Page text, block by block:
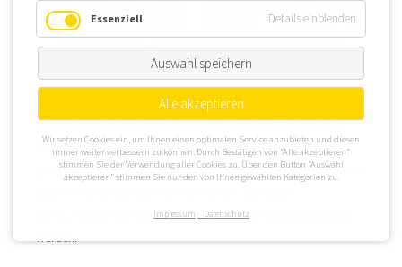
Südwesten des Hochsauerlandkreises gelegen, ist Eslohe
(Sauerland) auch in der WEG Verwaltung bekannt. Gut erreichbar
Wohnungseigentümergemeinschaften in Lennestadt verwaltet
werden.
Essenziell Details einblenden
Auswahl speichern
Alle akzeptieren
Wir setzen Cookies ein, um Ihnen einen optimalen Service anzubieten und diesen
immer weiter verbessern zu können. Durch Bestätigen von “Alle akzeptieren”
stimmen Sie der Verwendung aller Cookies zu. Über den Button “Auswahl
akzeptieren” stimmen Sie nur den von Ihnen gewählten Kategorien zu.
Impressum Datenschutz